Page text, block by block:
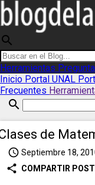
search
Herramientas
Inicio Portal UNAL
Frecuentes
search
de
access_time Septiembre 18,
share COMPARTIR POST